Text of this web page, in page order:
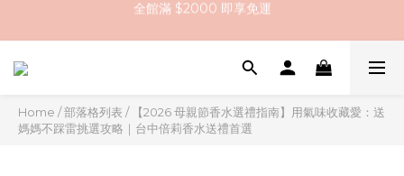
全館滿 $2000 即享免運
註冊會員送 $200 購物金
全館滿 $2000 即享免運
Home /部落格列表 /
【2026 母親節香水選禮指南】用氣味收藏愛：送
媽媽不踩雷挑選攻略｜台中倍莉香水送禮首選